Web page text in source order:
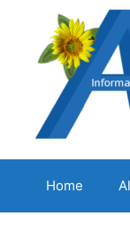
springen
Home